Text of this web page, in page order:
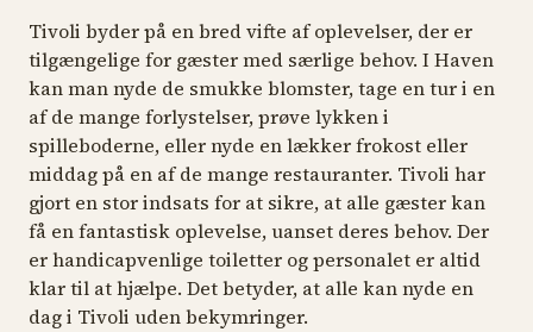
Tivoli byder på en bred vifte af oplevelser, der er
tilgængelige for gæster med særlige behov. I Haven
kan man nyde de smukke blomster, tage en tur i en
af de mange forlystelser, prøve lykken i
spilleboderne, eller nyde en lækker frokost eller
middag på en af de mange restauranter. Tivoli har
gjort en stor indsats for at sikre, at alle gæster kan
få en fantastisk oplevelse, uanset deres behov. Der
er handicapvenlige toiletter og personalet er altid
klar til at hjælpe. Det betyder, at alle kan nyde en
dag i Tivoli uden bekymringer.